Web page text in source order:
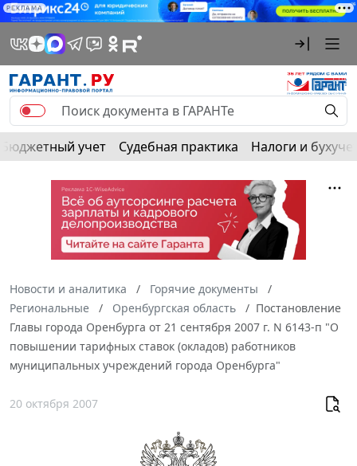
РЕКЛАМА
Бюджетный учет Судебная практика Налоги и
Новости и аналитика
Горячие документы
Региональные
Оренбургская область
Постановление
Главы города Оренбурга от 21 сентября 2007 г. N 6143-п "О
повышении тарифных ставок (окладов) работников
муниципальных учреждений города Оренбурга"
20 октября 2007